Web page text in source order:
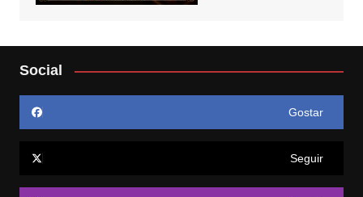
Social
Gostar
Seguir